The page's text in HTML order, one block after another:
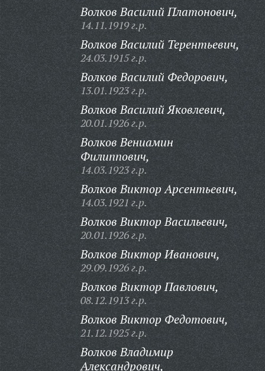
Волков Василий Платонович,
14.11.1919 г.р.
Волков Василий Терентьевич,
24.03.1915 г.р.
Волков Василий Федорович,
13.01.1923 г.р.
Волков Василий Яковлевич,
20.01.1926 г.р.
Волков Вениамин
Филиппович,
14.03.1923 г.р.
Волков Виктор Арсентьевич,
14.03.1921 г.р.
Волков Виктор Васильевич,
20.01.1926 г.р.
Волков Виктор Иванович,
29.09.1926 г.р.
Волков Виктор Павлович,
08.12.1913 г.р.
Волков Виктор Федотович,
21.12.1925 г.р.
Волков Владимир
Александрович,